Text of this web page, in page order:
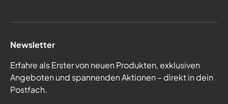
Newsletter
Erfahre als Erster von neuen Produkten, exklusiven
Angeboten und spannenden Aktionen – direkt in dein
Postfach.